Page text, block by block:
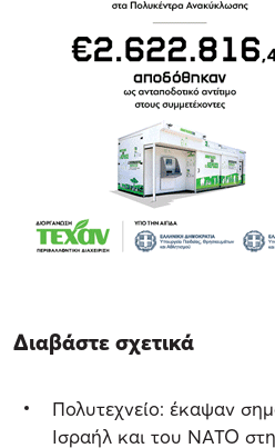
Διαβάστε σχετικά
Πολυτεχνείο: έκαψαν
Ισραήλ και του ΝΑΤΟ